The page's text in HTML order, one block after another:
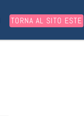
TORNA AL SITO ESTE